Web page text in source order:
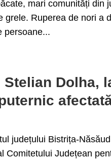
mari comunități din
grele. Ruperea de nori a
persoane...
Dolha,
județului Bistrița-
Comitetului Județean